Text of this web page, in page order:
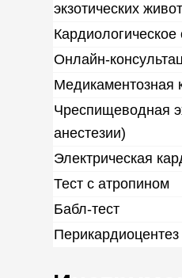
экзотических
Онлайн-
Медикаментозная
Чреспищеводная
анестезии)
Электрическая
Тест с атропином
Бабл-тест
Перикардиоцентез